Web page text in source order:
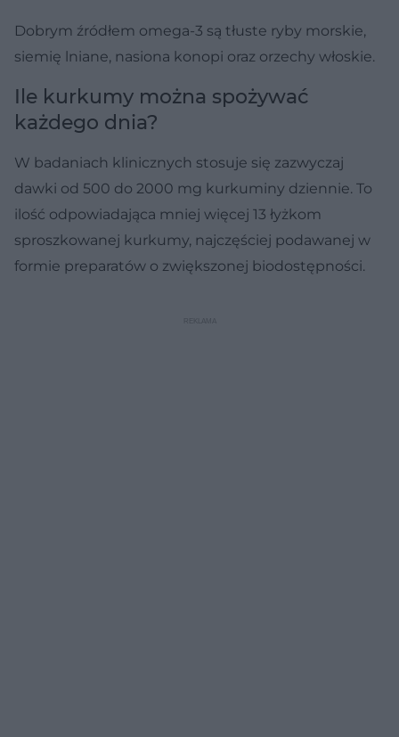
Dobrym źródłem omega-3 są tłuste ryby morskie,
siemię lniane, nasiona konopi oraz orzechy włoskie.
Ile kurkumy można spożywać
każdego dnia?
W badaniach klinicznych stosuje się zazwyczaj
dawki od 500 do 2000 mg kurkuminy dziennie. To
ilość odpowiadająca mniej więcej 13 łyżkom
sproszkowanej kurkumy, najczęściej podawanej w
formie preparatów o zwiększonej biodostępności.